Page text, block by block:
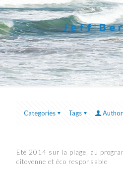
Jeff
Categories Tags
Eté 2014 sur la plage, au
citoyenne et éco responsable